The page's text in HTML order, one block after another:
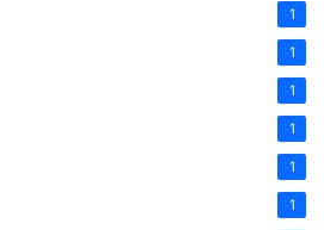
1
1
1
1
1
1